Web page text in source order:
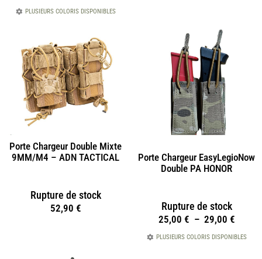
PLUSIEURS COLORIS DISPONIBLES
Porte Chargeur Double Mixte
9MM/M4 – ADN TACTICAL
Rupture de stock
52,90 €
Porte Chargeur EasyLegioNow
Double PA HONOR
Rupture de stock
25,00 € – 29,00 €
PLUSIEURS COLORIS DISPONIBLES